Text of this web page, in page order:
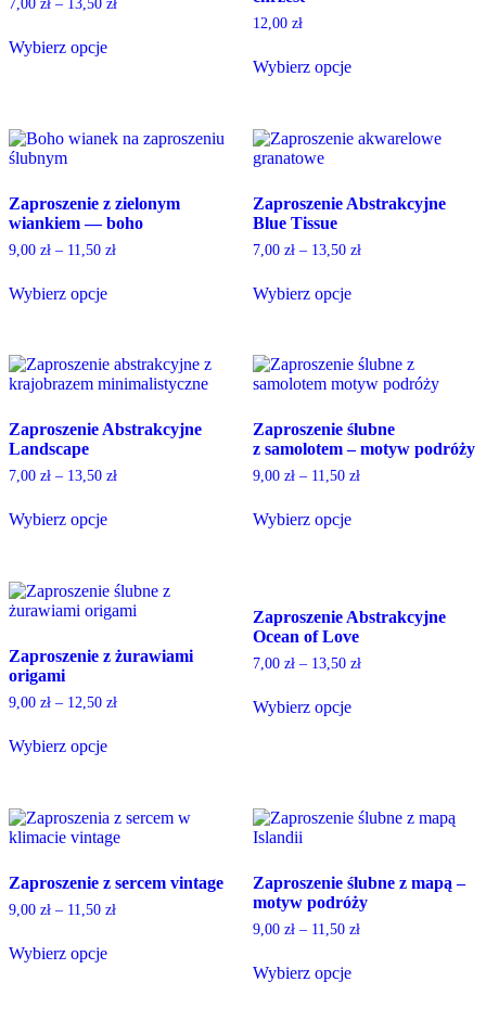
on
product
chosen
on
product
7,00 zł – 13,50 zł
Wybierz opcje
multiple
variants.
The
may
be
chosen
on
product
12,00 zł
Wybierz opcje
has
multiple
variants.
options
may
be
chosen
the
Zaproszenie z zielonym
wiankiem — boho
9,00 zł – 11,50 zł
Wybierz opcje
has
multiple
variants.
options
may
be
chosen
the
Zaproszenie Abstrakcyjne
Blue Tissue
7,00 zł– 13,50 zł
Wybierz opcje
has
multiple
variants.
options
may
be
chosen
the
Zaproszenie Abstrakcyjne
Landscape
7,00 zł – 13,50 zł
Wybierz opcje
has
multiple
variants.
options
may
be
chosen
the
Zaproszenie ślubne
z samolotem – motyw podróży
9,00 zł– 11,50 zł
Wybierz opcje
variants.
The
options
may
chosen
Zaproszenie z żurawiami
origami
9,00 zł – 12,50 zł
Wybierz opcje
has
multiple
variants.
options
may
be
on
Zaproszenie Abstrakcyjne
Ocean of Love
7,00 zł– 13,50 zł
Wybierz opcje
variants.
The
options
be
chosen
on
the
page
Zaproszenie z sercem vintage
9,00 zł – 11,50 zł
Wybierz opcje
Zaproszenie ślubne z mapą –
motyw podróży
9,00 zł– 11,50 zł
Wybierz opcje